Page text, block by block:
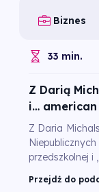
Biznes
33 min.
Z Darią
i…
Z Daria
przedszkolnej i
Przejdź do